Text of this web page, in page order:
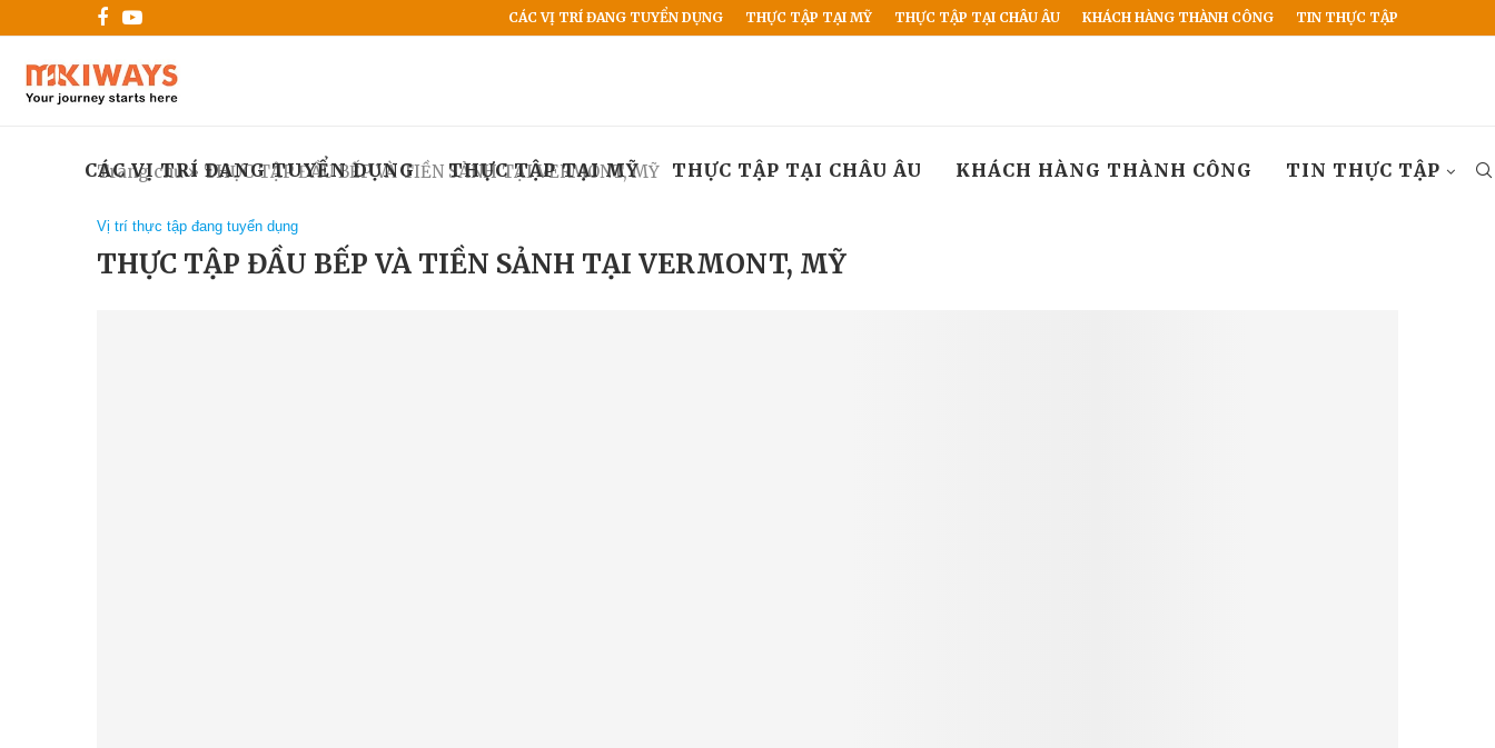
CÁC VỊ TRÍ ĐANG TUYỂN DỤNG THỰC TẬP TẠI MỸ THỰC TẬP TẠI CHÂU ÂU KHÁCH HÀNG THÀNH CÔNG TIN THỰC TẬP
CÁC VỊ TRÍ ĐANG TUYỂN DỤNG THỰC TẬP TẠI MỸ THỰC TẬP TẠI CHÂU ÂU KHÁCH HÀNG THÀNH CÔNG TIN THỰC TẬP
Trang chủ» THỰC TẬP ĐẦU BẾP VÀ TIỀN SẢNH TẠI VERMONT, MỸ
Vị trí thực tập đang tuyển dụng
THỰC TẬP ĐẦU BẾP VÀ TIỀN SẢNH TẠI VERMONT, MỸ